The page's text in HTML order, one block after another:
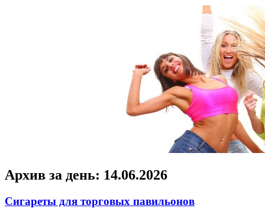
Архив за день: 14.06.2026
Сигареты для торговых павильонов